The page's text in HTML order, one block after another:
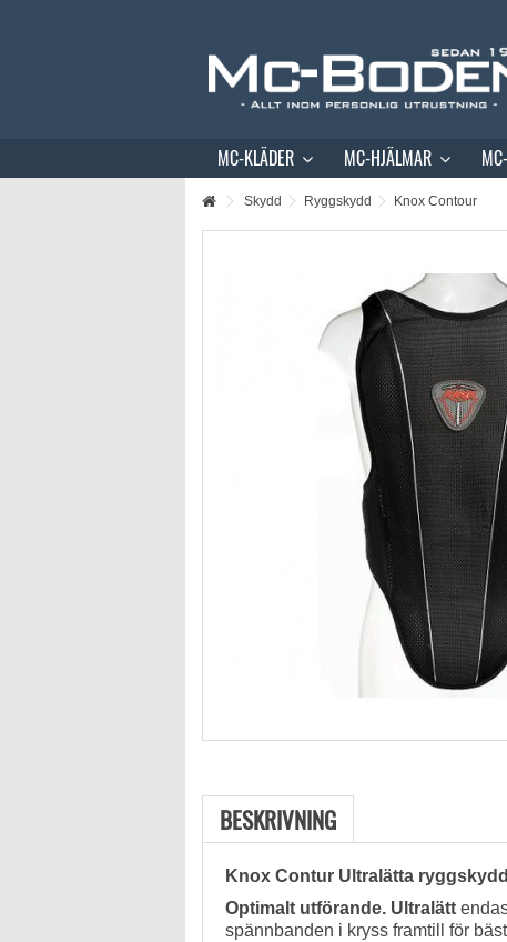
MC-KLÄDER MC-HJÄLMAR
Skydd Ryggskydd Knox Contour
BESKRIVNING
Knox Contur Ultralätta ryggskydd
Optimalt utförande. Ultralätt
spännbanden i kryss framtill för